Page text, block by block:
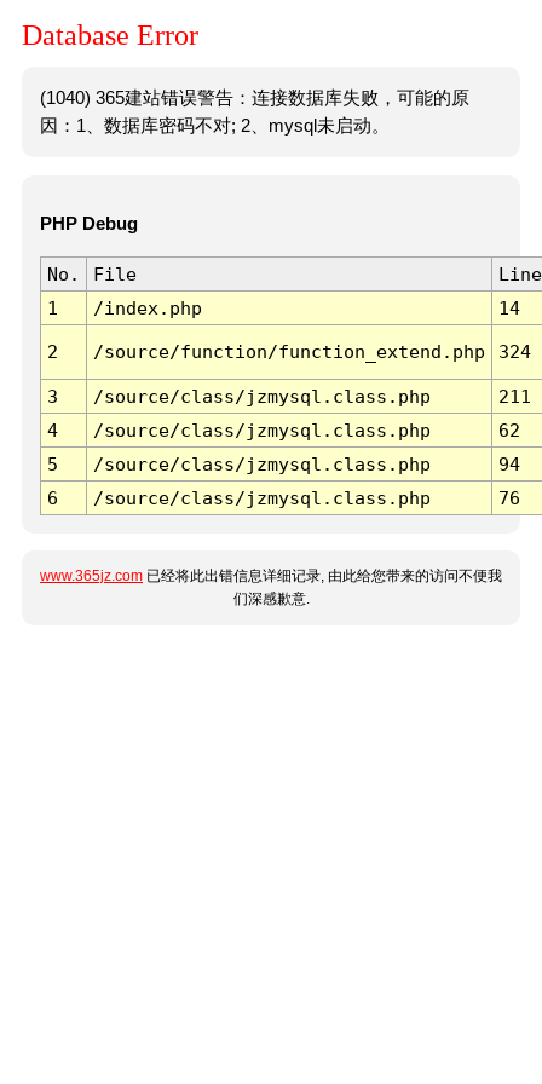
Database Error
(1040) 365建站错误警告：连接数据库失败，可能的原
因：1、数据库密码不对; 2、mysql未启动。
PHP Debug
No. File
Line
1
/index.php 14
2 /source/function/function_extend.php 324
3 /source/class/jzmysql.class.php
211
4
/source/class/jzmysql.class.php
62
5
/source/class/jzmysql.class.php
94
6
/source/class/jzmysql.class.php 76
www.365jz.com 已经将此出错信息详细记录, 由此给您带来的访问不便我
们深感歉意.